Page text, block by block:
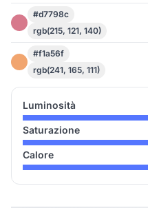
#d7798c
rgb(215, 121, 140)
#f1a56f
rgb(241, 165, 111)
Luminosità
Saturazione
Calore